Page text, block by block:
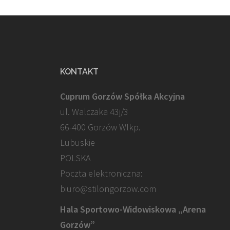
KONTAKT
Cuprum Gorzów Spółka Akcyjna
ul. Walczaka 43j/3
66-400 Gorzów Wlkp.
Lubuskie
POLSKA
Poczta elektroniczna:
biuro@stilongorzow.com
Hala Sportowo-Widowiskowa „Arena
Gorzów”